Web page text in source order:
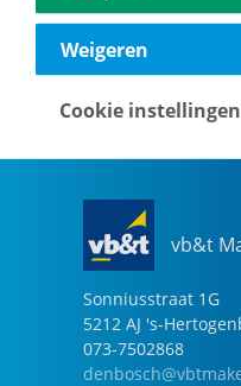
040-2696949
vb&t
Sonniusstraat 1G
5212 AJ 's-
073-7502868
Weigeren
Cookie instellingen